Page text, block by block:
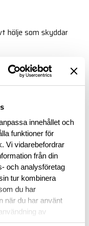
innehållet och
funktioner för
Vi vidarebefordrar
från din
och analysföretag
tur kombinera
du har
när du har använt
av
av
hölje som skyddar